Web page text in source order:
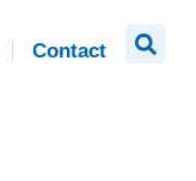
Contact